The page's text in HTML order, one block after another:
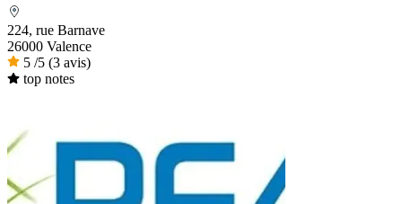
224, rue Barnave
26000 Valence
5 /5 (3 avis)
top notes